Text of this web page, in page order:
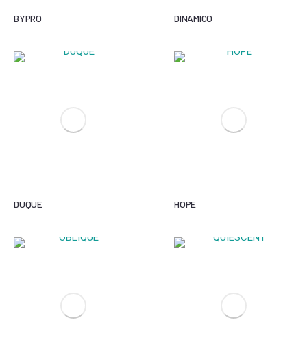
BYPRO DINAMICO
DUQUE HOPE